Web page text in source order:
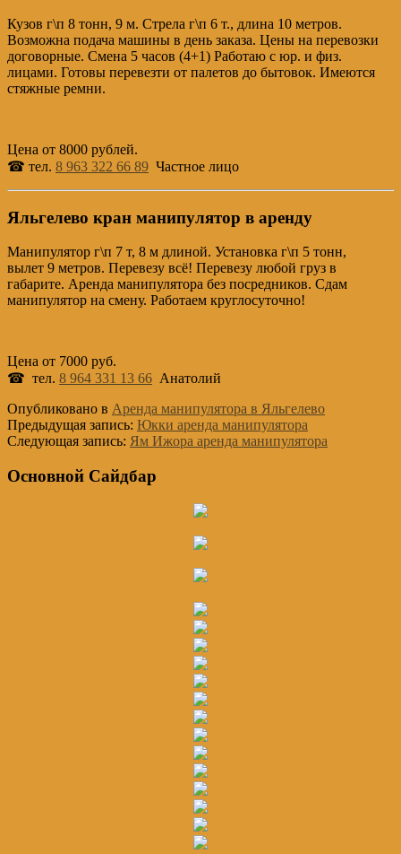
Кузов г\п 8 тонн, 9 м. Стрела г\п 6 т., длина 10 метров.
Возможна подача машины в день заказа. Цены на перевозки
договорные. Смена 5 часов (4+1) Работаю с юр. и физ.
лицами. Готовы перевезти от палетов до бытовок. Имеются
стяжные ремни.
Цена от 8000 рублей.
☎ тел. 8 963 322 66 89 Частное лицо
Яльгелево кран манипулятор в аренду
Манипулятор г\п 7 т, 8 м длиной. Установка г\п 5 тонн,
вылет 9 метров. Перевезу всё! Перевезу любой груз в
габарите. Аренда манипулятора без посредников. Сдам
манипулятор на смену. Работаем круглосуточно!
Цена от 7000 руб.
☎ тел. 8 964 331 13 66 Анатолий
Опубликовано в Аренда манипулятора в Яльгелево
Предыдущая запись: Юкки аренда манипулятора
Следующая запись: Ям Ижора аренда манипулятора
Основной Сайдбар